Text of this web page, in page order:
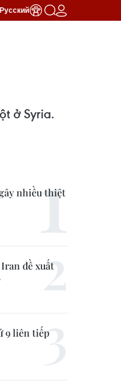
Русский
ở Syria.
nhiều thiệt
đề xuất
9 liên tiếp